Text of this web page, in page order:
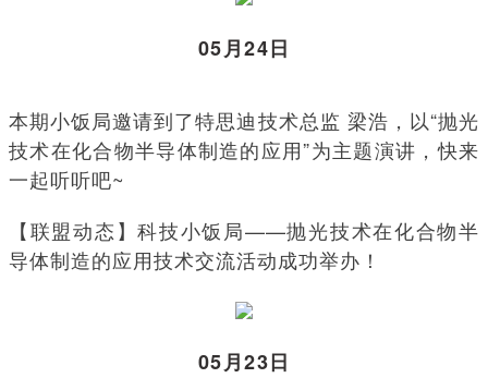
05月24日
本期小饭局邀请到了特思迪技术总监 梁浩，以“抛光
技术在化合物半导体制造的应用”为主题演讲，快来
一起听听吧~
【联盟动态】科技小饭局——抛光技术在化合物半
导体制造的应用技术交流活动成功举办！
05月23日